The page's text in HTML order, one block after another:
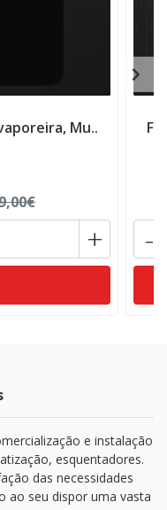
Mu..
+ -
e instalação
esquentadores.
das necessidades
ao seu dispor uma vasta